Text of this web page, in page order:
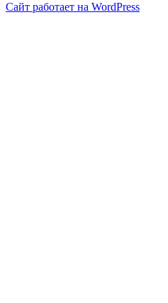
Сайт работает на WordPress